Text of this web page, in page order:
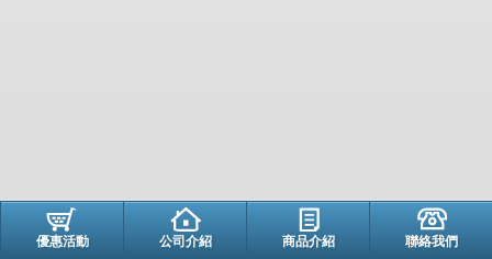
優惠活動 公司介紹 商品介紹 聯絡我們